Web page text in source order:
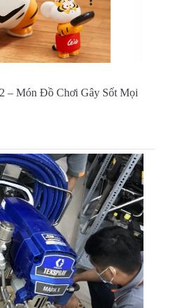
– Món Đồ Chơi Gây Sốt Mọi